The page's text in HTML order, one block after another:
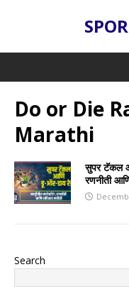
Do or Die
Marathi
सुपर टॅकल
रणनीती
Search